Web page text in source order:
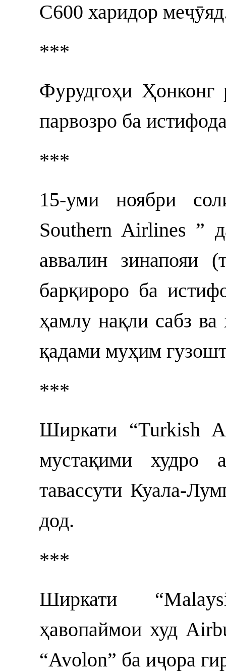
C600 харидор
***
Фурудгоҳи Ҳонконг
парвозро ба
***
15-уми ноябри
Southern Airlines ”
аввалин зинапояи
барқироро ба
ҳамлу нақли сабз ва
қадами муҳим
***
Ширкати “Turkish
мустақими худро
тавассути Куала-
дод.
***
Ширкати
ҳавопаймои худ
“Avolon” ба иҷора